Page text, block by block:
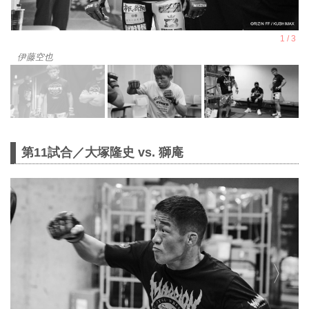
伊藤空也
第11試合／大塚隆史 vs. 獅庵